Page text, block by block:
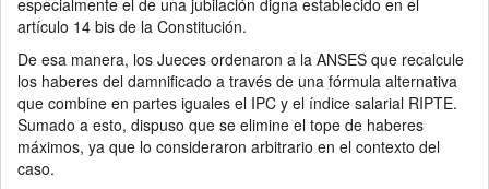
especialmente el de una jubilación digna establecido en el
artículo 14 bis de la Constitución.
De esa manera, los Jueces ordenaron a la ANSES que recalcule
los haberes del damnificado a través de una fórmula alternativa
que combine en partes iguales el IPC y el índice salarial RIPTE.
Sumado a esto, dispuso que se elimine el tope de haberes
máximos, ya que lo consideraron arbitrario en el contexto del
caso.